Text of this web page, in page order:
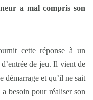
a mal compris son
cette réponse à un
de jeu. Il vient de
démarrage et qu’il ne sait
besoin pour réaliser son